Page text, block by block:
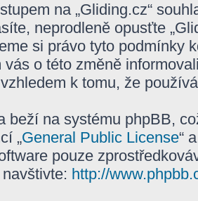
na „Gliding.cz“
neprodleně opusťte
si právo tyto podmínky
vás o této změně
k tomu, že
beží na systému phpBB,
„General Public License“
pouze
http://